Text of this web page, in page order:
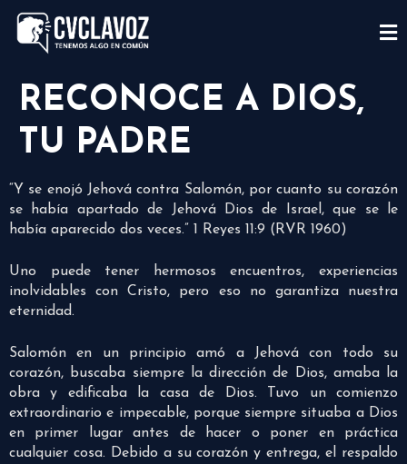
RECONOCE A DIOS,
TU PADRE
“Y se enojó Jehová contra Salomón, por cuanto su corazón
se había apartado de Jehová Dios de Israel, que se le
había aparecido dos veces.” 1 Reyes 11:9 (RVR 1960)
Uno puede tener hermosos encuentros, experiencias
inolvidables con Cristo, pero eso no garantiza nuestra
eternidad.
Salomón en un principio amó a Jehová con todo su
corazón, buscaba siempre la dirección de Dios, amaba la
obra y edificaba la casa de Dios. Tuvo un comienzo
extraordinario e impecable, porque siempre situaba a Dios
en primer lugar antes de hacer o poner en práctica
cualquier cosa. Debido a su corazón y entrega, el respaldo